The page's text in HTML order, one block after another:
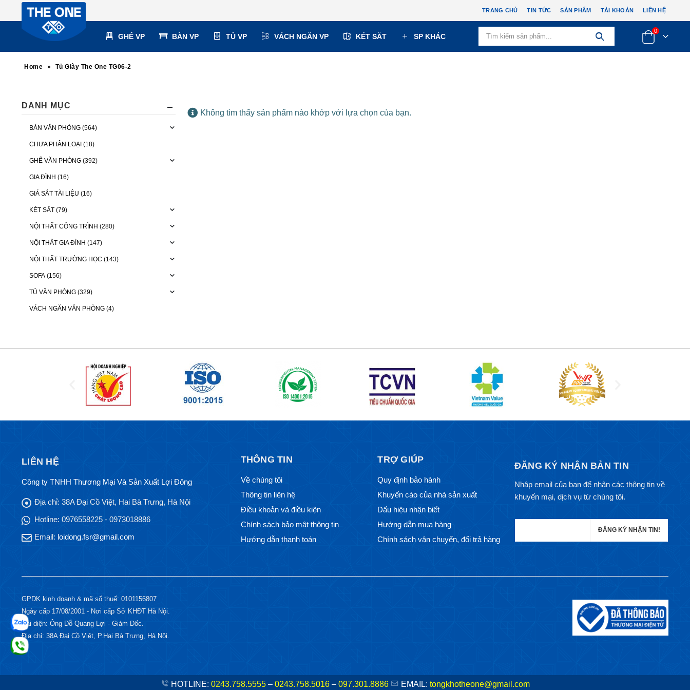
TRANG CHỦ TIN TỨC SẢN PHẨM TÀI KHOẢN LIÊN HỆ
GHẾ VP BÀN VP TỦ VP VÁCH NGĂN VP KÉT SẮT SP KHÁC
0
Home » Tủ Giày The One TG06-2
Không tìm thấy sản phẩm nào khớp với lựa chọn của bạn.
DANH MỤC
BÀN VĂN PHÒNG (564)
CHƯA PHÂN LOẠI (18)
GHẾ VĂN PHÒNG (392)
GIA ĐÌNH (16)
GIÁ SẮT TÀI LIỆU (16)
KÉT SẮT (79)
NỘI THẤT CÔNG TRÌNH (280)
NỘI THẤT GIA ĐÌNH (147)
NỘI THẤT TRƯỜNG HỌC (143)
SOFA (156)
TỦ VĂN PHÒNG (329)
VÁCH NGĂN VĂN PHÒNG (4)
HOTLINE: 0243.758.5555– 0243.758.5016– 097.301.8886 EMAIL: tongkhotheone@gmail.com
LIÊN HỆ
Công ty TNHH Thương Mại Và Sản Xuất Lợi Đông
Địa chỉ: 38A Đại Cồ Việt, Hai Bà Trưng, Hà Nội
Hotline: 0976558225 - 0973018886
Email: loidong.fsr@gmail.com
THÔNG TIN
Về chúng tôi
Thông tin liên hệ
Điều khoản và điều kiện
Chính sách bảo mật thông tin
Hướng dẫn thanh toán
TRỢ GIÚP
Quy định bảo hành
Khuyến cáo của nhà sản xuất
Dấu hiệu nhận biết
Hướng dẫn mua hàng
Chính sách vận chuyển, đổi trả hàng
ĐĂNG KÝ NHẬN BẢN TIN
Nhập email của bạn để nhận các thông tin về
khuyến mại, dịch vụ từ chúng tôi.
GPDK kinh doanh & mã số thuế: 0101156807
Ngày cấp 17/08/2001 - Nơi cấp Sở KHĐT Hà Nội.
Đại diện: Ông Đỗ Quang Lợi - Giám Đốc.
Địa chỉ: 38A Đại Cồ Việt, P.Hai Bà Trưng, Hà Nội.